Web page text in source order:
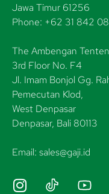
Jawa Timur 61256
Phone: +62 31 842
The Ambengan Tenten
3rd Floor No. F4
Jl. Imam Bonjol Gg.
Pemecutan Klod,
West Denpasar
Denpasar, Bali 80113
Email: sales@gaji.id
I